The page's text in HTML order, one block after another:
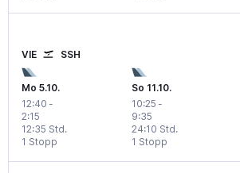
VIE SSH
Mo 5.10.
12:40 -
2:15
1 Stopp
12:35 Std.
So 11.10.
10:25 -
9:35
1 Stopp
24:10 Std.